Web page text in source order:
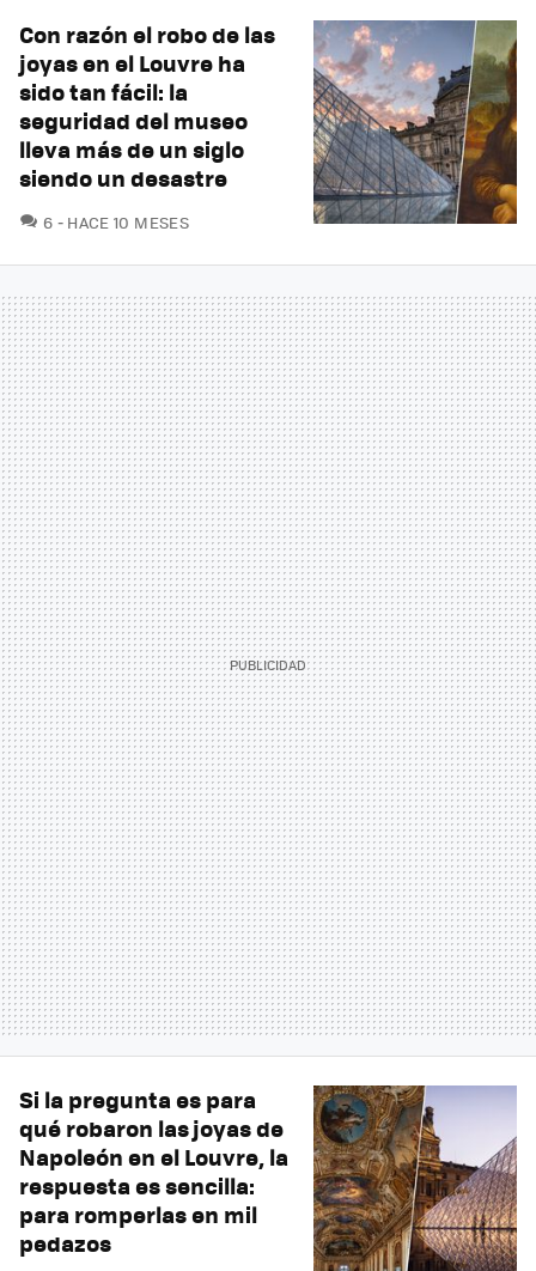
Con razón el robo de las
joyas en el Louvre ha
sido tan fácil: la
seguridad del museo
lleva más de un siglo
siendo un desastre
6 COMENTARIOS
HACE 10 MESES
Si la pregunta es para
qué robaron las joyas de
Napoleón en el Louvre, la
respuesta es sencilla:
para romperlas en mil
pedazos